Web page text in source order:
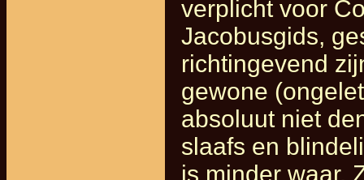
verplicht voor
Jacobusgids,
richtingevend
gewone
absoluut niet
slaafs en
is minder waar.